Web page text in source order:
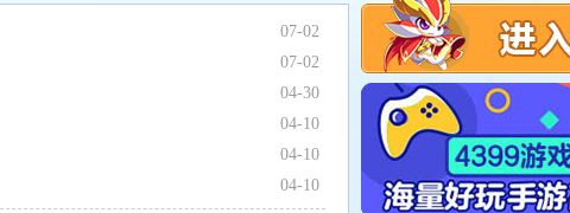
07-02
07-02
04-30
04-10
04-10
04-10